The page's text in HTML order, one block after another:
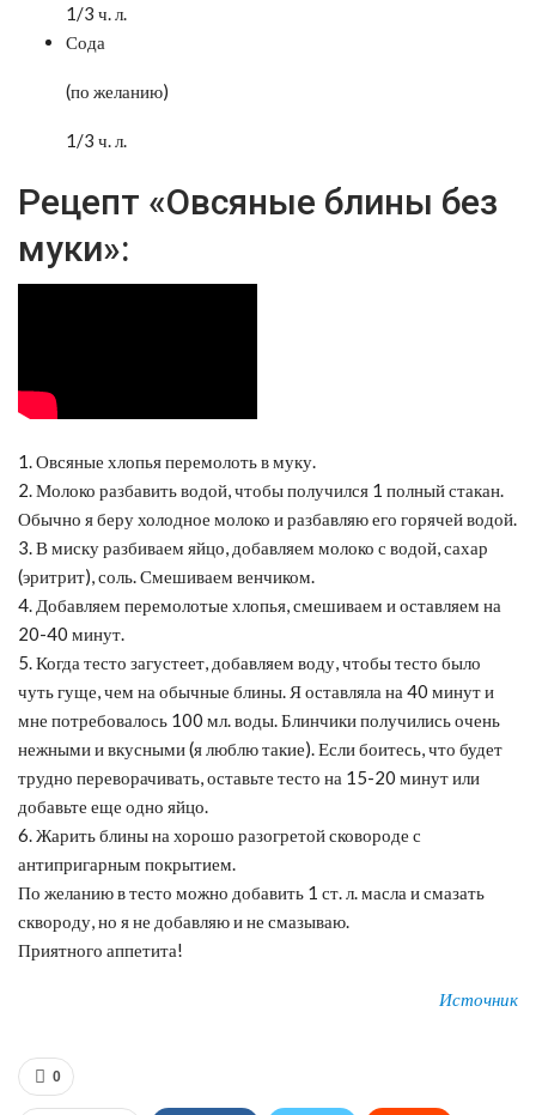
1/3 ч. л.
Сода
(по желанию)
1/3 ч. л.
Рецепт «Овсяные блины без
муки»:
1. Овсяные хлопья перемолоть в муку.
2. Молоко разбавить водой, чтобы получился 1 полный стакан.
Обычно я беру холодное молоко и разбавляю его горячей водой.
3. В миску разбиваем яйцо, добавляем молоко с водой, сахар
(эритрит), соль. Смешиваем венчиком.
4. Добавляем перемолотые хлопья, смешиваем и оставляем на
20-40 минут.
5. Когда тесто загустеет, добавляем воду, чтобы тесто было
чуть гуще, чем на обычные блины. Я оставляла на 40 минут и
мне потребовалось 100 мл. воды. Блинчики получились очень
нежными и вкусными (я люблю такие). Если боитесь, что будет
трудно переворачивать, оставьте тесто на 15-20 минут или
добавьте еще одно яйцо.
6. Жарить блины на хорошо разогретой сковороде с
антипригарным покрытием.
По желанию в тесто можно добавить 1 ст. л. масла и смазать
сквороду, но я не добавляю и не смазываю.
Приятного аппетита!
Источник
0